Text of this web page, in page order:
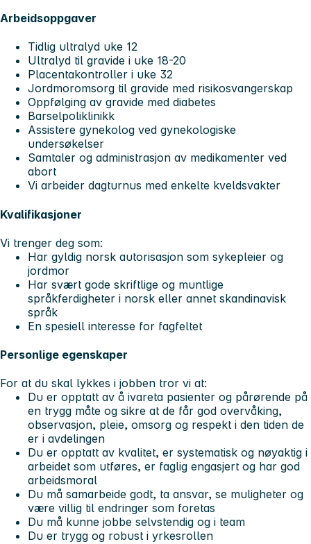
Arbeidsoppgaver
Tidlig ultralyd uke 12
Ultralyd til gravide i uke 18-20
Placentakontroller i uke 32
Jordmoromsorg til gravide med risikosvangerskap
Oppfølging av gravide med diabetes
Barselpoliklinikk
Assistere gynekolog ved gynekologiske
undersøkelser
Samtaler og administrasjon av medikamenter ved
abort
Vi arbeider dagturnus med enkelte kveldsvakter
Kvalifikasjoner
Vi trenger deg som:
Har gyldig norsk autorisasjon som sykepleier og
jordmor
Har svært gode skriftlige og muntlige
språkferdigheter i norsk eller annet skandinavisk
språk
En spesiell interesse for fagfeltet
Personlige egenskaper
For at du skal lykkes i jobben tror vi at:
Du er opptatt av å ivareta pasienter og pårørende på
en trygg måte og sikre at de får god overvåking,
observasjon, pleie, omsorg og respekt i den tiden de
er i avdelingen
Du er opptatt av kvalitet, er systematisk og nøyaktig i
arbeidet som utføres, er faglig engasjert og har god
arbeidsmoral
Du må samarbeide godt, ta ansvar, se muligheter og
være villig til endringer som foretas
Du må kunne jobbe selvstendig og i team
Du er trygg og robust i yrkesrollen